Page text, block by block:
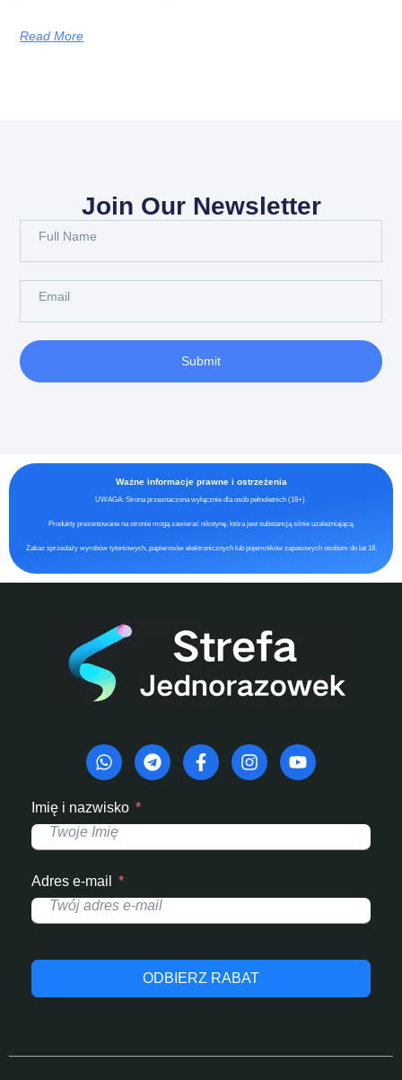
Read More
Join Our Newsletter
Submit
Ważne informacje prawne i ostrzeżenia
UWAGA: Strona przeznaczona wyłącznie dla osób pełnoletnich (18+).
Produkty prezentowane na stronie mogą zawierać nikotynę, która jest substancją silnie uzależniającą.
Zakaz sprzedaży wyrobów tytoniowych, papierosów elektronicznych lub pojemników zapasowych osobom do lat 18.
Imię i nazwisko
Adres e-mail
ODBIERZ RABAT